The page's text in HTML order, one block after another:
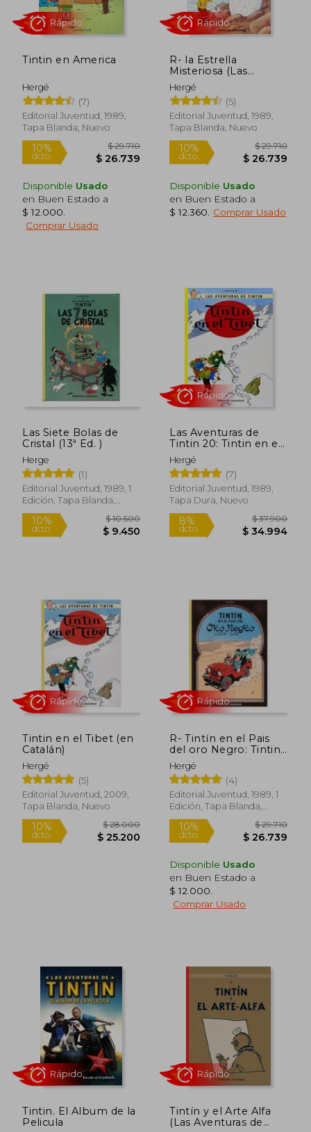
Tintin en America
Hergé
(7)
Editorial Juventud, 1989,
Tapa Blanda, Nuevo
Disponible Usado
en Buen Estado a
$ 12.000
Comprar Usado
R- la Estrella
Misteriosa (Las
Aventuras de Tintin
Rustica)
Hergé
(5)
Editorial Juventud, 1989,
Tapa Blanda, Nuevo
10%
dcto.
Disponible Usado
en Buen Estado a
$ 12.360
Comprar Usado
Las Siete Bolas de
Cristal (13ª Ed. )
Herge
(1)
Editorial Juventud, 1989, 1
Edición, Tapa Blanda,
Nuevo
dcto. $ 9.450
Las Aventuras de
Tintin 20: Tintin en el
Tibet
Hergé
(7)
Editorial Juventud, 1989,
Tapa Dura, Nuevo
dcto. $
Tintin en el Tibet (en
Catalán)
Hergé
(5)
Editorial Juventud, 2009,
Tapa Blanda, Nuevo
10%
dcto.
$ 28.000
$ 25.200
R- Tintín en el Pais
del oro Negro: Tintin
en el Pais del oro
Negro (Las Aventuras
de Tintin Rustica)
Hergé
(4)
Editorial Juventud, 1989, 1
Edición, Tapa Blanda,
Nuevo
10%
dcto.
Disponible Usado
en Buen Estado a
$ 12.000
Comprar Usado
Tintin. El Album de la
Pelicula
Tintín y el Arte Alfa
(Las Aventuras de